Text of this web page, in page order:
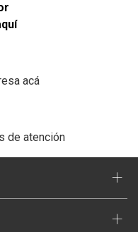
acá
de atención
+
+